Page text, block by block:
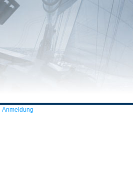
Anmeldung